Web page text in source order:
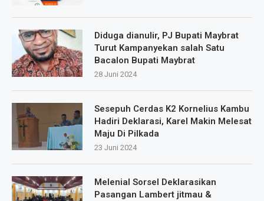
Diduga dianulir, PJ Bupati Maybrat
Turut Kampanyekan salah Satu
Bacalon Bupati Maybrat
28 Juni 2024
Sesepuh Cerdas K2 Kornelius Kambu
Hadiri Deklarasi, Karel Makin Melesat
Maju Di Pilkada
23 Juni 2024
Melenial Sorsel Deklarasikan
Pasangan Lambert jitmau &